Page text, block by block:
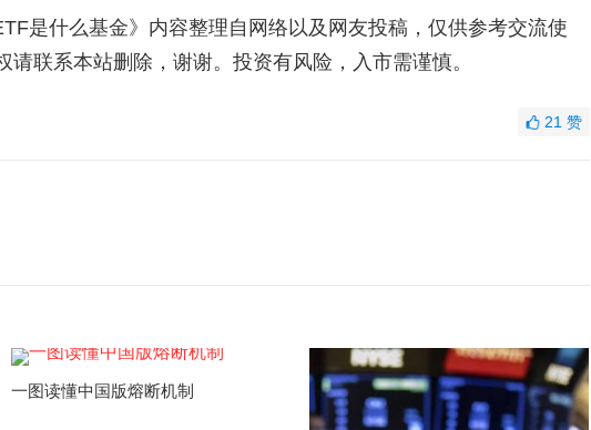
是什么基金》内容整理自网络以及网友投稿，仅供参考交流使
联系本站删除，谢谢。投资有风险，入市需谨慎。
21 赞
一图读懂中国版熔断机制